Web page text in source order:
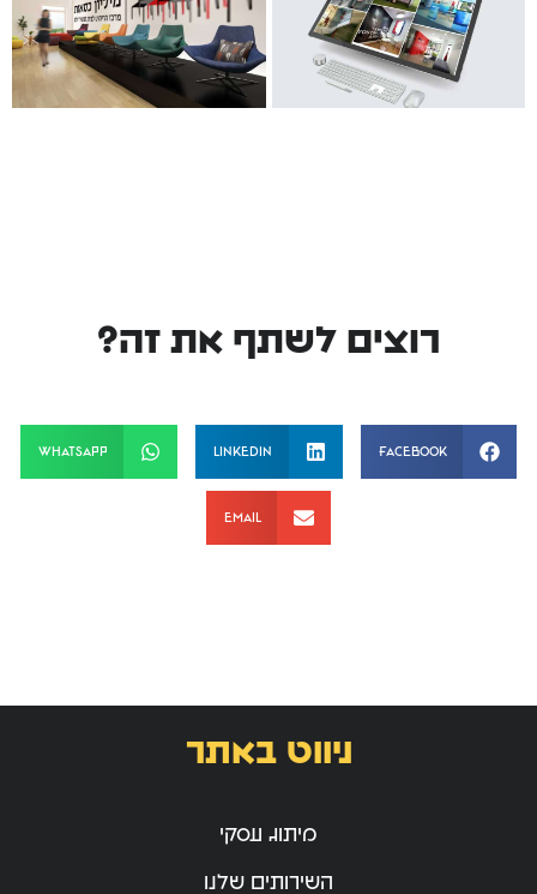
רוצים לשתף את זה?
Facebook
LinkedIn
WhatsApp
Email
ניווט באתר
מיתוג עסקי
השירותים שלנו